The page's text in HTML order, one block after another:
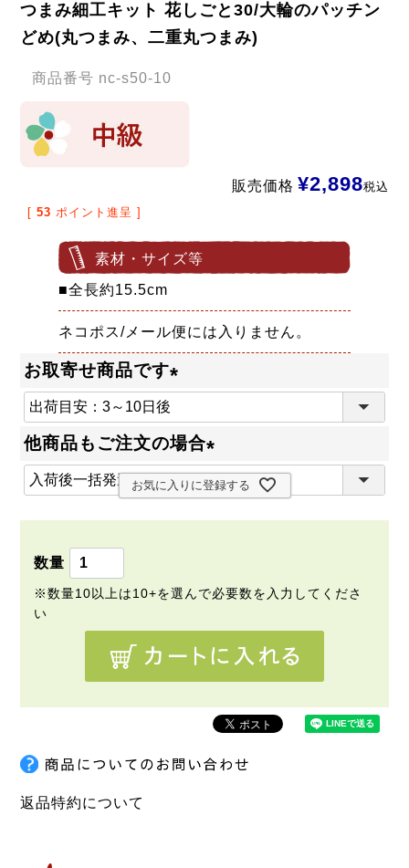
つまみ細工キット 花しごと30/大輪のパッチン
どめ(丸つまみ、二重丸つまみ)
商品番号 nc-s50-10
販売価格 ¥2,898税込
[ 53 ポイント進呈 ]
素材・サイズ等
■全長約15.5cm
ネコポス/メール便には入りません。
お取寄せ商品です
(
必
)
他商品もご注文の場合
(
お気に入りに登録する
返品特約について